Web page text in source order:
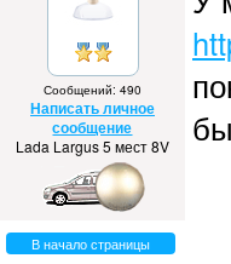
Сообщений: 490
Написать личное
сообщение
Lada Largus 5 мест 8V
В начало страницы